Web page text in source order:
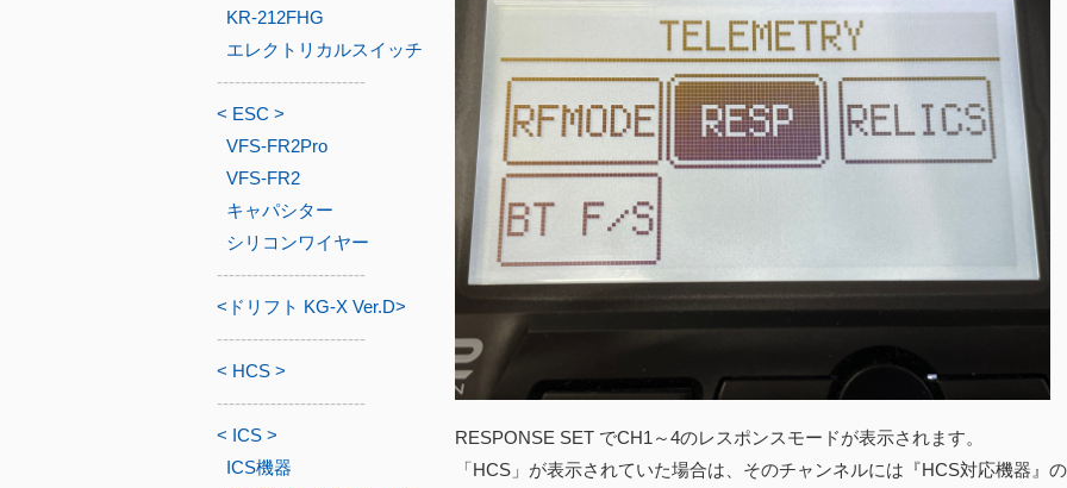
RESPONSE SET でCH1～4のレスポンスモードが表示されます。
「HCS」が表示されていた場合は、そのチャンネルには『HCS対応機器』
KR-212FHG
エレクトリカルスイッチ
-------------------------
< ESC >
VFS-FR2Pro
VFS-FR2
キャパシター
シリコンワイヤー
-------------------------
<ドリフト KG-X Ver.D>
-------------------------
< HCS >
-------------------------
< ICS >
ICS機器